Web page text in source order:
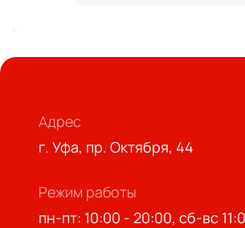
Адрес
г. Уфа, пр. Октября, 44
Режим работы
пн-пт: 10:00 - 20:00, сб-вс